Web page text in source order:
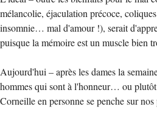
mélancolie, éjaculation précoce,
insomnie… mal d'amour !), serait
puisque la mémoire est un muscle bien
Aujourd'hui – après les dames la
hommes qui sont à l'honneur… ou
Corneille en personne se penche sur nos